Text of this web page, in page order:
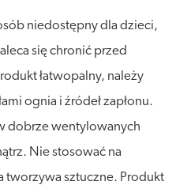
niedostępny dla dzieci,
się chronić przed
łatwopalny, należy
ognia i źródeł zapłonu.
dobrze wentylowanych
Nie stosować na
tworzywa sztuczne. Produkt